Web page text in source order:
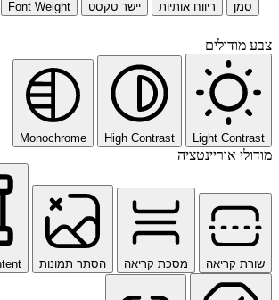
סמן ריווח אותיות יישר טקסט Font Weight
צבע מודולים
Light Contrast
High Contrast
Monochrome
מודולי אוריינטציה
שורת קריאה מסכת קריאה הסתר תמונות